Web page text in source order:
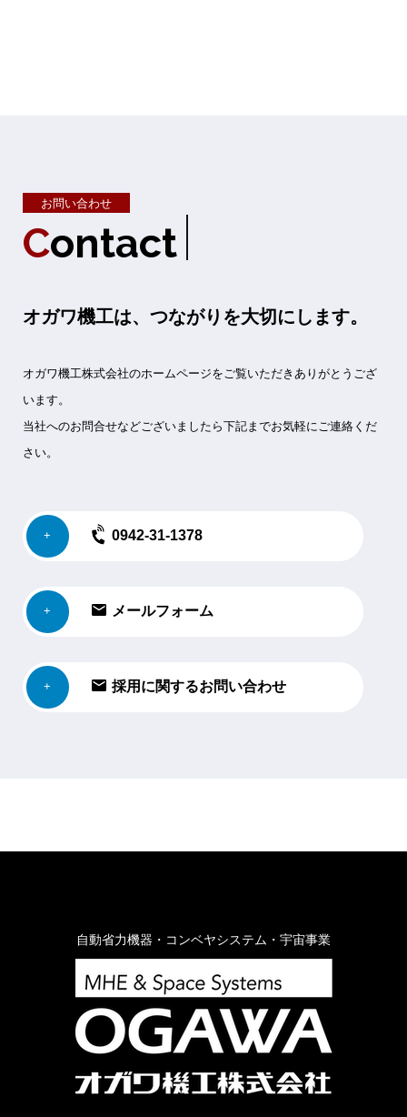
お問い合わせ
Contact
オガワ機工は、つながりを大切にします。
オガワ機工株式会社のホームページをご覧いただきありがとうござ
います。
当社へのお問合せなどございましたら下記までお気軽にご連絡くだ
さい。
0942-31-1378
メールフォーム
採用に関するお問い合わせ
自動省力機器・コンベヤシステム・宇宙事業